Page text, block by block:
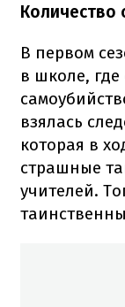
Количество
В первом
в школе,
взялась
которая в
страшные
учителей.